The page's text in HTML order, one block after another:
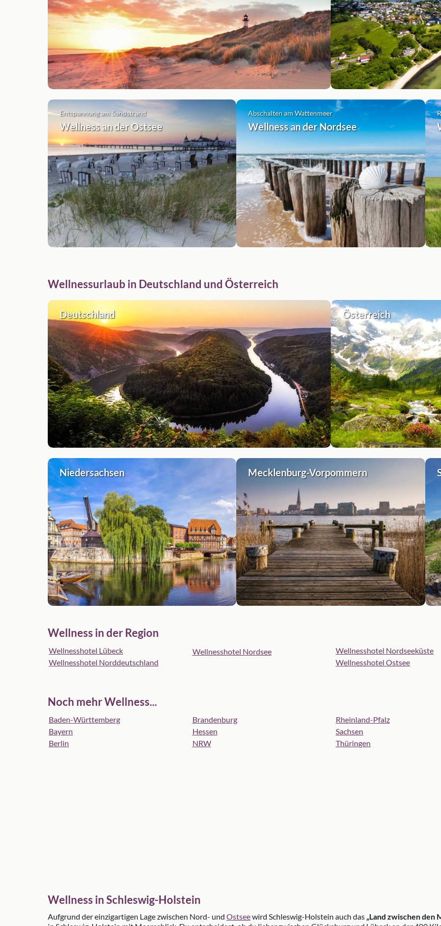
Entspannung am Sandstrand
Wellness an der Ostsee
Abschalten am Wattenmeer
Wellness an der Nordsee
Wellnessurlaub in Deutschland und Österreich
Deutschland Österreich
Niedersachsen Mecklenburg-Vorpommern
Wellness in der Region
Wellnesshotel Lübeck
Wellnesshotel Norddeutschland
Wellnesshotel Nordsee
Wellnesshotel Nordseeküste
Wellnesshotel Ostsee
Noch mehr Wellness...
Baden-Württemberg
Bayern
Berlin
Brandenburg
Hessen
NRW
Rheinland-Pfalz
Sachsen
Thüringen
Wellness in Schleswig-Holstein
Aufgrund der einzigartigen Lage zwischen Nord- und Ostseewird Schleswig-Holstein auch das „Land zwischen den